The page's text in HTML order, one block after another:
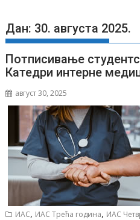
Дан: 30. августа 2025.
Потписивање
Катедри интерне
август 30, 2025
ИАС, ИАС Трећа година, ИАС